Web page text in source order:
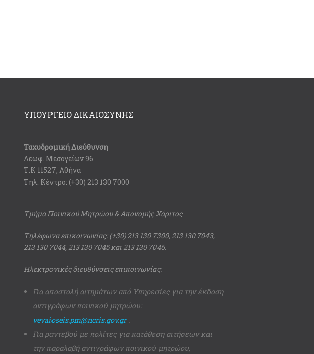
ΥΠΟΥΡΓΕΙΟ ΔΙΚΑΙΟΣΥΝΗΣ
Ταχυδρομική Διεύθυνση
Λεωφ. Μεσογείων 96
Τ.Κ 11527, Αθήνα
Τηλ. Κέντρο: (+30) 213 130 7000
Τμήμα Ποινικού Μητρώου & Απονομής Χάριτος
Τηλέφωνα επικοινωνίας: (+30) 213 130 7300, 213 130 7043,
213 130 7044, 213 130 7045 και 213 130 7046.
Ηλεκτρονικές διευθύνσεις επικοινωνίας:
Για αποστολή αιτημάτων από Υπηρεσίες για την έκδοση
αντιγράφων ποινικού μητρώου:
vevaioseis.pm@ncris.gov.gr.
Για ραντεβού με πολίτες για κατάθεση αιτήσεων και
την παραλαβή αντιγράφων ποινικού μητρώου,